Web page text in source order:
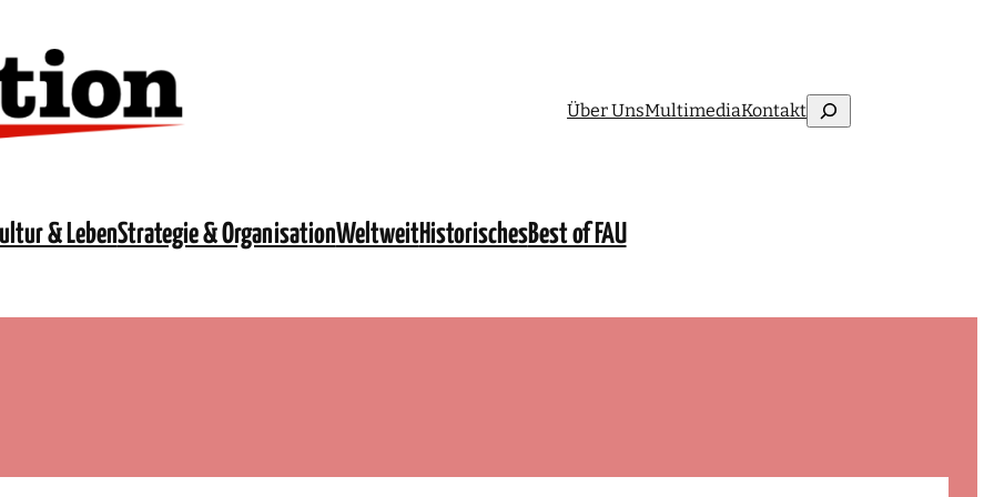
Über UnsMultimediaKontaktSuchen
& LebenStrategie & OrganisationWeltweitHistorischesBest of FAU